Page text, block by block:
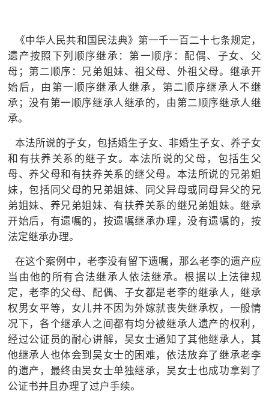
《中华人民共和国民法典》第一千一百二十七条规定，
遗产按照下列顺序继承：第一顺序：配偶、子女、父
母；第二顺序：兄弟姐妹、祖父母、外祖父母。继承开
始后，由第一顺序继承人继承，第二顺序继承人不继
承；没有第一顺序继承人继承的，由第二顺序继承人继
承。
本法所说的子女，包括婚生子女、非婚生子女、养子女
和有扶养关系的继子女。本法所说的父母，包括生父
母、养父母和有扶养关系的继父母。本法所说的兄弟姐
妹，包括同父母的兄弟姐妹、同父异母或同母异父的兄
弟姐妹、养兄弟姐妹、有扶养关系的继兄弟姐妹。继承
开始后，有遗嘱的，按遗嘱继承办理，没有遗嘱的，按
法定继承办理。
在这个案例中，老李没有留下遗嘱，那么老李的遗产应
当由他的所有合法继承人依法继承。根据以上法律规
定，老李的父母、配偶、子女都是老李的继承人，继承
权男女平等，女儿并不因为外嫁就丧失继承权，一般情
况下，各个继承人之间都有均分被继承人遗产的权利，
经过公证员的耐心讲解，吴女士通知了其他继承人，其
他继承人也体会到吴女士的困难，依法放弃了继承老李
的遗产，最终由吴女士单独继承，吴女士也成功拿到了
公证书并且办理了过户手续。